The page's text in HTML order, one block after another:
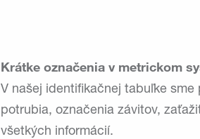
Krátke označenia v metrickom
V našej identifikačnej tabuľke
potrubia, označenia závitov,
všetkých informácií.